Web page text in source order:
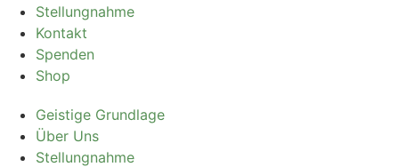
Stellungnahme
Kontakt
Spenden
Shop
Geistige Grundlage
Über Uns
Stellungnahme